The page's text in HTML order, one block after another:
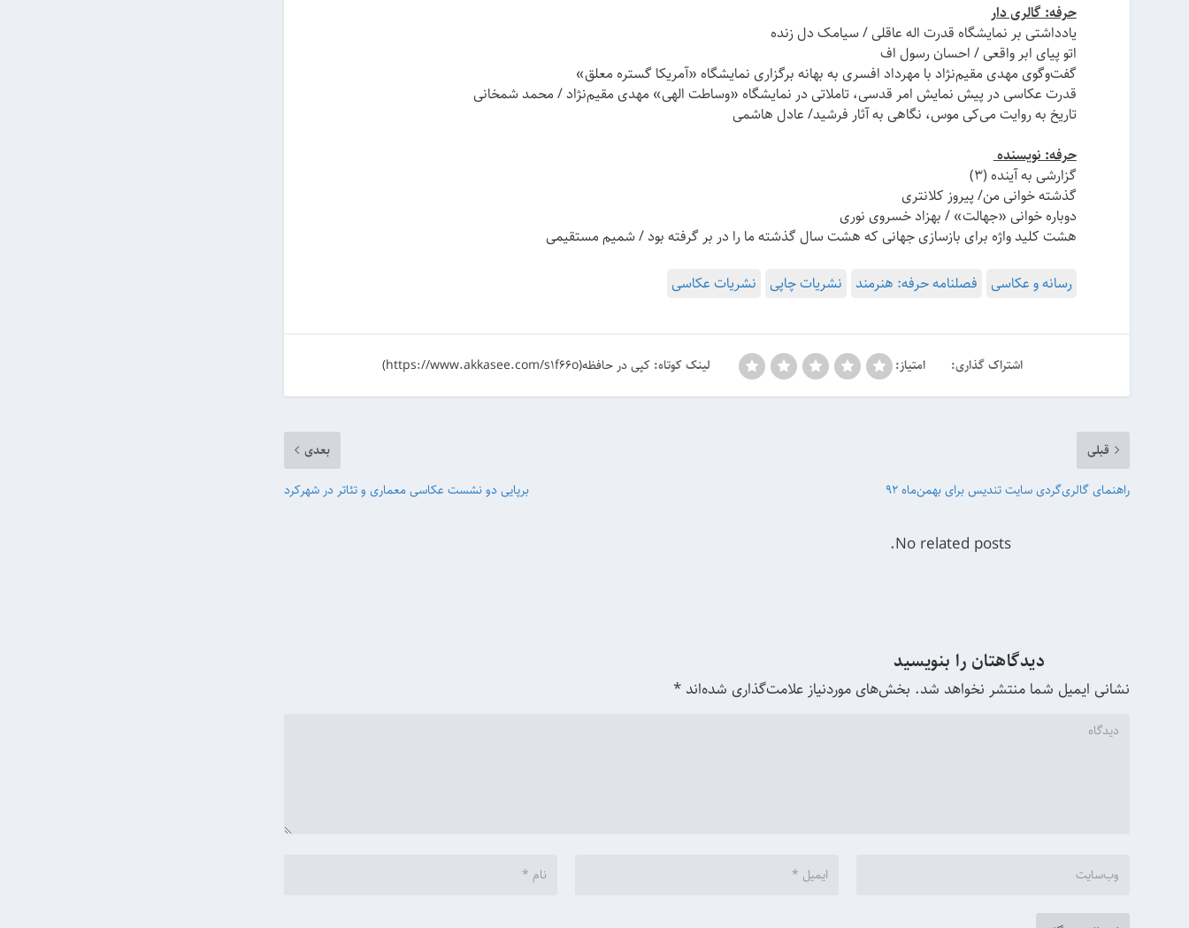
حرفه: گالری دار
یادداشتی بر نمایشگاه قدرت اله عاقلی / سیامک دل زنده
اتو پیای ابر واقعی / احسان رسول اف
گفت‌و‌گوی مهدی مقیم‌نژاد با مهرداد افسری به بهانه برگزاری نمایشگاه «آمریکا گستره معلق»
قدرت عکاسی در پیش نمایش امر قدسی، تاملاتی در نمایشگاه «وساطت الهی» مهدی مقیم‌نژاد / محمد شمخانی
تاریخ به روایت می‌کی موس، نگاهی به آثار فرشید/ عادل هاشمی
حرفه: نویسنده
گزارشی به آینده (۳)
گذشته خوانی من/ پیروز کلانتری
دوباره خوانی «جهالت» / بهزاد خسروی نوری
هشت کلید واژه برای بازسازی جهانی که هشت سال گذشته ما را در بر گرفته بود / شمیم مستقیمی
رسانه و عکاسی فصلنامه حرفه: هنرمند نشریات چاپی نشریات عکاسی
اشتراک گذاری: امتیاز: لینک کوتاه: کپی در حافظه(https://www.akkasee.com/s1f66o)
قبلی
راهنمای گالری‌گردی سایت تندیس برای بهمن‌‌ماه ۹۲
بعدی
برپایی دو نشست‌ عکاسی معماری و تئاتر در شهرکرد
No related posts.
دیدگاهتان را بنویسید
نشانی ایمیل شما منتشر نخواهد شد. بخش‌های موردنیاز علامت‌گذاری شده‌اند*